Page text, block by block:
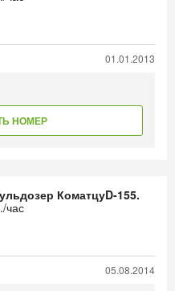
01.01.2013
НОМЕР
КоматцуD-155.
час
05.08.2014